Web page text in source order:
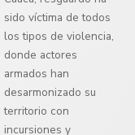
sido víctima de todos
los tipos de violencia,
donde actores
armados han
desarmonizado su
territorio con
incursiones y